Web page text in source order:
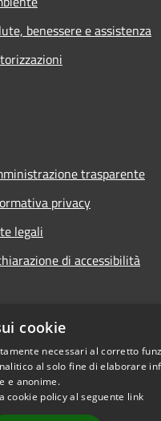
benessere e assistenza
trasparente
privacy
legali
di accessibilità
cookie
necessari al corretto
al solo fine di elaborare
e anonime.
cookie policy al seguente link